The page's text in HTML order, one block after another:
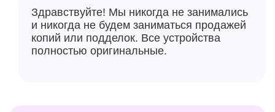
Здравствуйте! Мы никогда не занимались
и никогда не будем заниматься продажей
копий или подделок. Все устройства
полностью оригинальные.